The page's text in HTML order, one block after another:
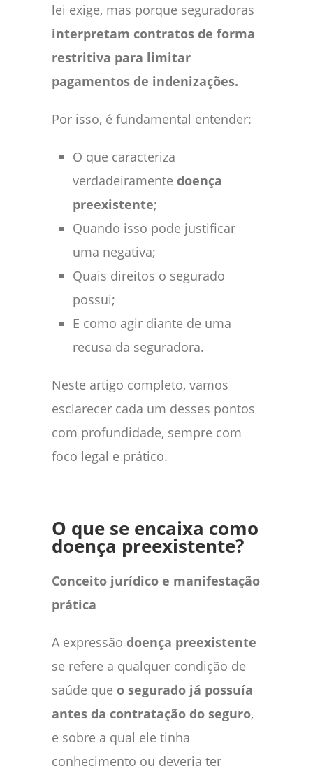
lei exige, mas porque seguradoras
interpretam contratos de forma
restritiva para limitar
pagamentos de indenizações.
Por isso, é fundamental entender:
O que caracteriza
verdadeiramente doença
preexistente;
Quando isso pode justificar
uma negativa;
Quais direitos o segurado
possui;
E como agir diante de uma
recusa da seguradora.
Neste artigo completo, vamos
esclarecer cada um desses pontos
com profundidade, sempre com
foco legal e prático.
O que se encaixa como
doença preexistente?
Conceito jurídico e manifestação
prática
A expressão doença preexistente
se refere a qualquer condição de
saúde que o segurado já possuía
antes da contratação do seguro,
e sobre a qual ele tinha
conhecimento ou deveria ter